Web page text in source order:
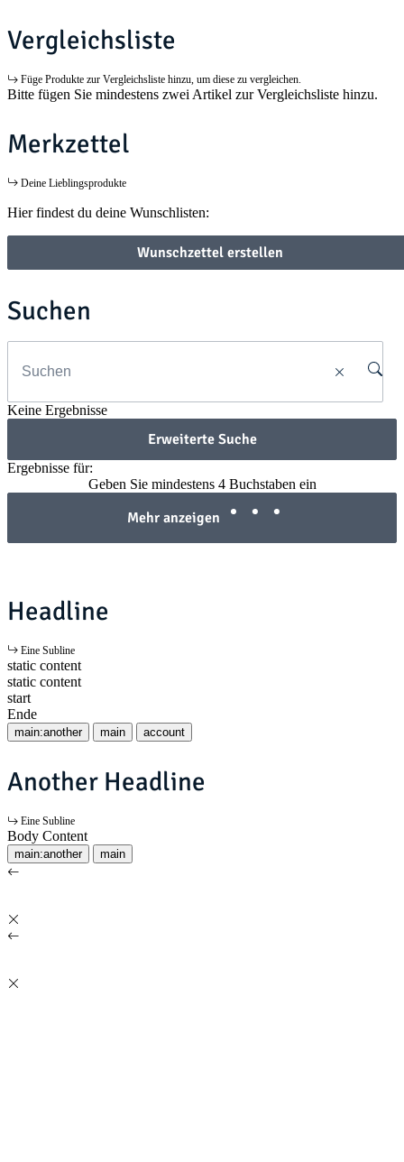
Vergleichsliste
Füge Produkte zur Vergleichsliste hinzu, um diese zu vergleichen.
Bitte fügen Sie mindestens zwei Artikel zur Vergleichsliste hinzu.
Merkzettel
Deine Lieblingsprodukte
Hier findest du deine Wunschlisten:
Wunschzettel erstellen
Suchen
Keine Ergebnisse
Erweiterte Suche
Ergebnisse für:
Geben Sie mindestens 4 Buchstaben ein
Mehr anzeigen
Headline
Eine Subline
static content
static content
start
Ende
main:another main account
Another Headline
Eine Subline
Body Content
main:another main